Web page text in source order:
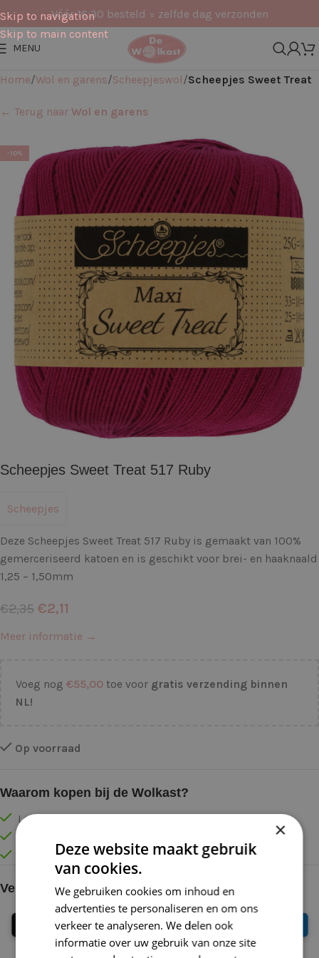
Skip to navigation
Skip to main content
Vóór 16:30 besteld = zelfde dag verzonden
MENU
Home Wol en garens Scheepjeswol Scheepjes Sweet Treat
← Terug naar Wol en garens
-10%
Scheepjes Sweet Treat 517 Ruby
Scheepjes
Deze Scheepjes Sweet Treat 517 Ruby is gemaakt van 100%
gemerceriseerd katoen en is geschikt voor brei- en haaknaald
1,25 – 1,50mm
€2,35 €2,11
Meer informatie →
Voeg nog €55,00 toe voor gratis verzending binnen
NL!
Op voorraad
Waarom kopen bij de Wolkast?
Lage verzendkosten vanaf € 4,99 binnen NL
Gratis verzonden vanaf €55,-
Vóór 16:30 besteld = Zelfde (werk)dag verzonden
Veilig online betalen
×
Deze website maakt gebruik
van cookies.
We gebruiken cookies om inhoud en
advertenties te personaliseren en om ons
verkeer te analyseren. We delen ook
informatie over uw gebruik van onze site